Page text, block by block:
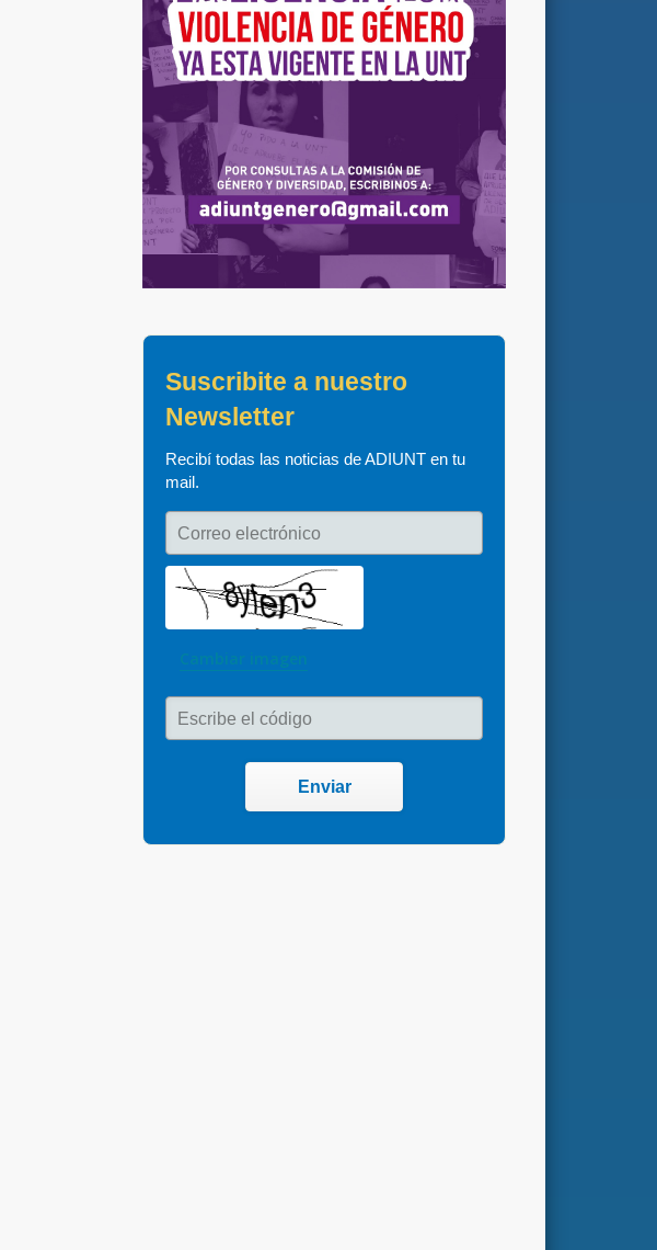
Suscribite a nuestro
Newsletter
Recibí todas las noticias de ADIUNT en tu
mail.
Correo electrónico
Cambiar imagen
Escribe el código